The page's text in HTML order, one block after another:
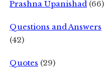
Prashna Upanishad (66)
Questions and Answers
(42)
Quotes (29)